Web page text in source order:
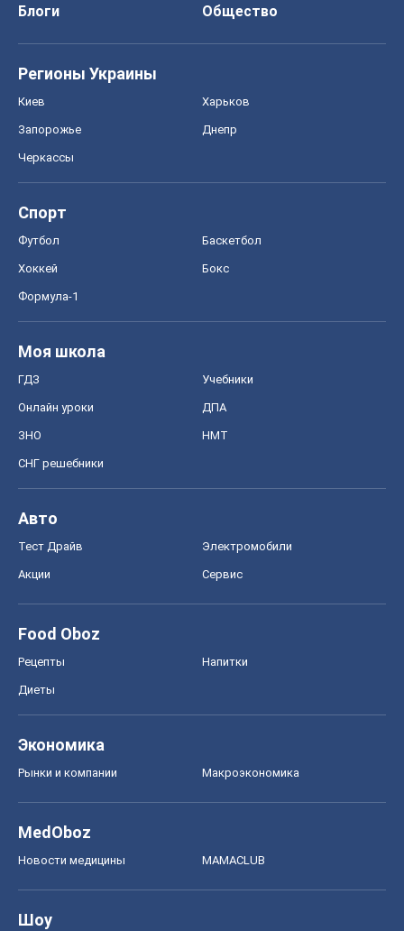
Блоги
Общество
Регионы Украины
Киев Харьков
Запорожье Днепр
Черкассы
Спорт
Футбол Баскетбол
Хоккей Бокс
Формула-1
Моя школа
ГДЗ Учебники
Онлайн уроки ДПА
ЗНО НМТ
СНГ решебники
Авто
Тест Драйв Электромобили
Акции Сервис
Food Oboz
Рецепты Напитки
Диеты
Экономика
Рынки и компании Mакроэкономика
MedOboz
Новости медицины MAMACLUB
Шоу